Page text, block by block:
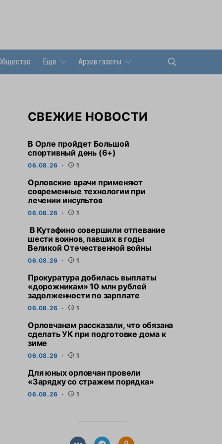
Еще Архив газеты
СВЕЖИЕ НОВОСТИ
В Орле пройдет Большой
спортивный день (6+)
06.08.26 1
Орловские врачи применяют
современные технологии при
лечении инсультов
06.08.26 1
В Кутафино совершили отпевание
шести воинов, павших в годы
Великой Отечественной войны
06.08.26 1
Прокуратура добилась выплаты
«дорожникам» 10 млн рублей
задолженности по зарплате
06.08.26 1
Орловчанам рассказали, что обязана
сделать УК при подготовке дома к
зиме
06.08.26 1
Для юных орловчан провели
«Зарядку со стражем порядка»
06.08.26 1